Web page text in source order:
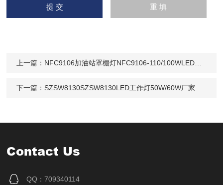
上一篇： NFC9106加油站罩棚灯NFC9106-110/100WLED顶灯
下一篇： SZSW8130SZSW8130LED工作灯50W/60W厂家
Contact Us
QQ：709340114